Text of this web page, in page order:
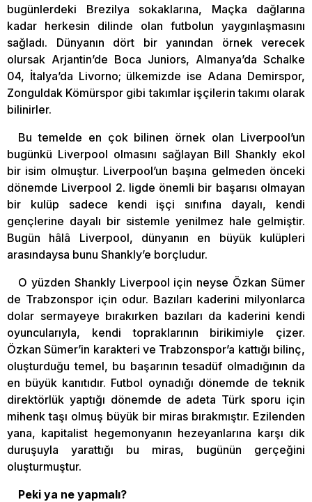
bugünlerdeki Brezilya sokaklarına, Maçka dağlarına
kadar herkesin dilinde olan futbolun yaygınlaşmasını
sağladı. Dünyanın dört bir yanından örnek verecek
olursak Arjantin’de Boca Juniors, Almanya’da Schalke
04, İtalya’da Livorno; ülkemizde ise Adana Demirspor,
Zonguldak Kömürspor gibi takımlar işçilerin takımı olarak
bilinirler.
Bu temelde en çok bilinen örnek olan Liverpool’un
bugünkü Liverpool olmasını sağlayan Bill Shankly ekol
bir isim olmuştur. Liverpool’un başına gelmeden önceki
dönemde Liverpool 2. ligde önemli bir başarısı olmayan
bir kulüp sadece kendi işçi sınıfına dayalı, kendi
gençlerine dayalı bir sistemle yenilmez hale gelmiştir.
Bugün hâlâ Liverpool, dünyanın en büyük kulüpleri
arasındaysa bunu Shankly’e borçludur.
O yüzden Shankly Liverpool için neyse Özkan Sümer
de Trabzonspor için odur. Bazıları kaderini milyonlarca
dolar sermayeye bırakırken bazıları da kaderini kendi
oyuncularıyla, kendi topraklarının birikimiyle çizer.
Özkan Sümer’in karakteri ve Trabzonspor’a kattığı bilinç,
oluşturduğu temel, bu başarının tesadüf olmadığının da
en büyük kanıtıdır. Futbol oynadığı dönemde de teknik
direktörlük yaptığı dönemde de adeta Türk sporu için
mihenk taşı olmuş büyük bir miras bırakmıştır. Ezilenden
yana, kapitalist hegemonyanın hezeyanlarına karşı dik
duruşuyla yarattığı bu miras, bugünün gerçeğini
oluşturmuştur.
Peki ya ne yapmalı?